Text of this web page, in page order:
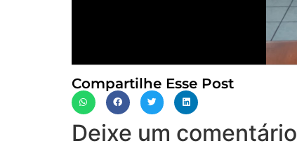
Compartilhe Esse Post
Deixe um comentário